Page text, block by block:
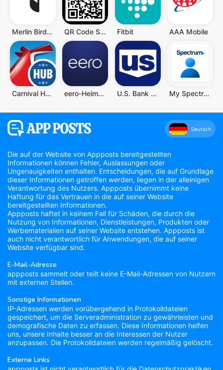
Merlin Bird ID von Cornell Lab QR Code Scanner (Deutsch) Fitbit AAA Mobile
Carnival HUB eero-Heim-WLAN-System U.S. Bank Mobile Banking My Spectrum
Deutsch
Die auf der Website von Appposts bereitgestellten
Informationen können Fehler, Auslassungen oder
Ungenauigkeiten enthalten. Entscheidungen, die auf Grundlage
dieser Informationen getroffen werden, liegen in der alleinigen
Verantwortung des Nutzers. Appposts übernimmt keine
Haftung für das Vertrauen in die auf seiner Website
bereitgestellten Informationen.
Appposts haftet in keinem Fall für Schäden, die durch die
Nutzung von Informationen, Dienstleistungen, Produkten oder
Werbematerialien auf seiner Website entstehen. Appposts ist
auch nicht verantwortlich für Anwendungen, die auf seiner
Website verfügbar sind.
E-Mail-Adresse
appposts sammelt oder teilt keine E-Mail-Adressen von Nutzern
mit externen Stellen.
Sonstige Informationen
IP-Adressen werden vorübergehend in Protokolldateien
gespeichert, um die Serveradministration zu gewährleisten und
demografische Daten zu erfassen. Diese Informationen helfen
uns, unsere Inhalte besser an die Interessen der Nutzer
anzupassen. Die Protokolldateien werden regelmäßig gelöscht.
Externe Links